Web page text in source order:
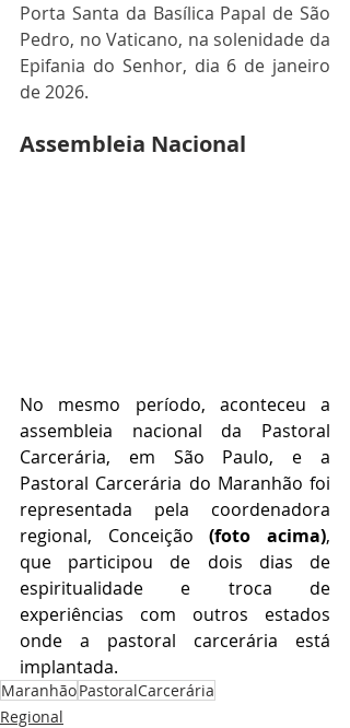
Porta Santa da Basílica Papal de São
Pedro, no Vaticano, na solenidade da
Epifania do Senhor, dia 6 de janeiro
de 2026.
Assembleia Nacional
No mesmo período, aconteceu a
assembleia nacional da Pastoral
Carcerária, em São Paulo, e a
Pastoral Carcerária do Maranhão foi
representada pela coordenadora
regional, Conceição (foto acima),
que participou de dois dias de
espiritualidade e troca de
experiências com outros estados
onde a pastoral carcerária está
implantada.
MaranhãoPastoralCarcerária
Regional